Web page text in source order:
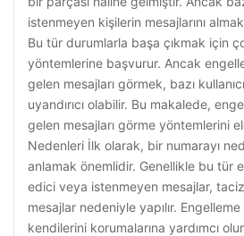
istenmeyen kişilerin mesajlarını
Bu tür durumlarla başa çıkmak için
yöntemlerine başvurur. Ancak
gelen mesajları görmek, bazı
uyandırıcı olabilir. Bu makalede,
gelen mesajları görme yöntemlerini
Nedenleri İlk olarak, bir numarayı
anlamak önemlidir. Genellikle bu tür
edici veya istenmeyen mesajlar,
mesajlar nedeniyle yapılır. Engelleme
kendilerini korumalarına yardımcı